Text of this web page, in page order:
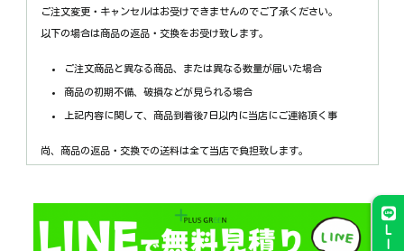
ご注文変更・キャンセルはお受けできませんのでご了承ください。
以下の場合は商品の返品・交換をお受け致します。
ご注文商品と異なる商品、または異なる数量が届いた場合
商品の初期不備、破損などが見られる場合
上記内容に関して、商品到着後7日以内に当店にご連絡頂く事
尚、商品の返品・交換での送料は全て当店で負担致します。